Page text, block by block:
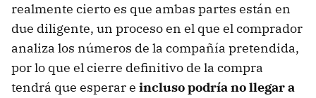
realmente cierto es que ambas partes están en
due diligente, un proceso en el que el comprador
analiza los números de la compañía pretendida,
por lo que el cierre definitivo de la compra
tendrá que esperar e incluso podría no llegar a